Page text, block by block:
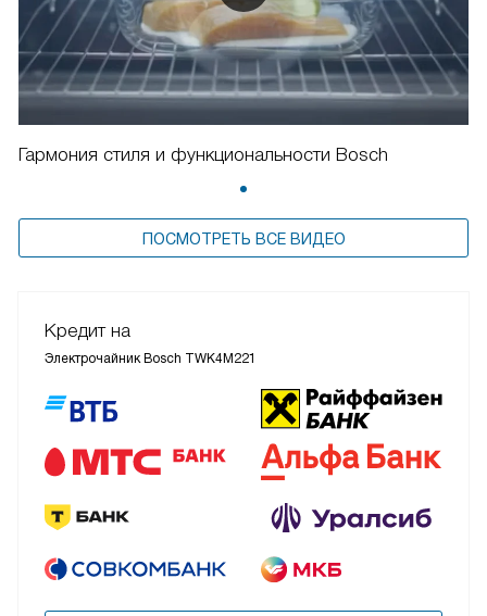
Гармония стиля и функциональности Bosch
ПОСМОТРЕТЬ ВСЕ ВИДЕО
Кредит на
Электрочайник Bosch TWK4M221